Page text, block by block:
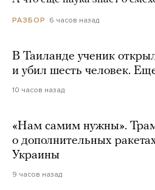
РАЗБОР 6 часов назад
В Таиланде ученик
и убил шесть человек.
10 часов назад
«Нам самим нужны».
о дополнительных
Украины
9 часов назад